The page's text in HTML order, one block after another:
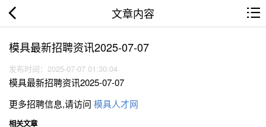
文章内容
模具最新招聘资讯2025-07-07
发布时间：2025-07-07 01:30:04
模具最新招聘资讯2025-07-07
更多招聘信息,请访问 模具人才网
相关文章